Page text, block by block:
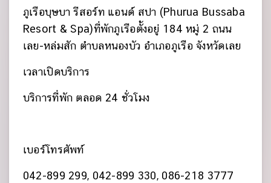
ภูเรือบุษบา รีสอร์ท แอนด์ สปา (Phurua Bussaba
Resort & Spa)ที่พักภูเรือตั้งอยู่ 184 หมู่ 2 ถนน
เลย-หล่มสัก ตำบลหนองบัว อำเภอภูเรือ จังหวัดเลย
เวลาเปิดบริการ
บริการที่พัก ตลอด 24 ชั่วโมง
เบอร์โทรศัพท์
042-899 299, 042-899 330, 086-218 3777